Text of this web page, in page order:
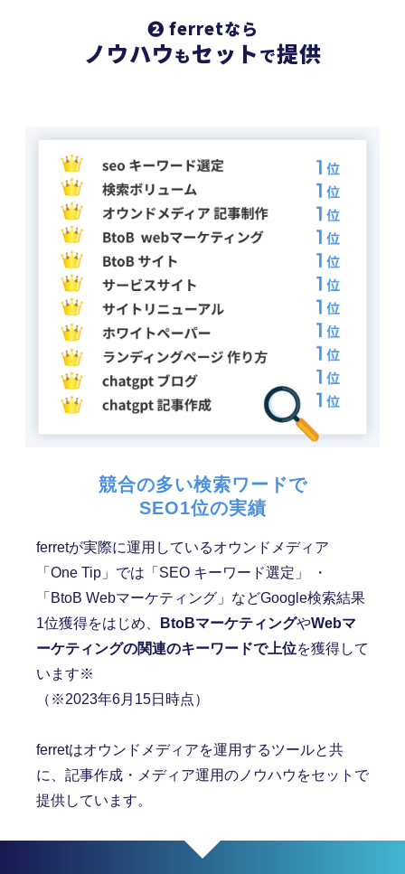
❷ ferretなら
ノウハウもセットで提供
競合の多い検索ワードで
SEO1位の実績
ferretが実際に運用しているオウンドメディア
「One Tip」では「SEO キーワード選定」 ・
「BtoB Webマーケティング」などGoogle検索結果
1位獲得をはじめ、
BtoBマーケティングやWebマ
ーケティングの関連のキーワードで上位を獲得して
います※
（※2023年6月15日時点）
ferretはオウンドメディアを運用するツールと共
に、記事作成・メディア運用のノウハウをセットで
提供しています。